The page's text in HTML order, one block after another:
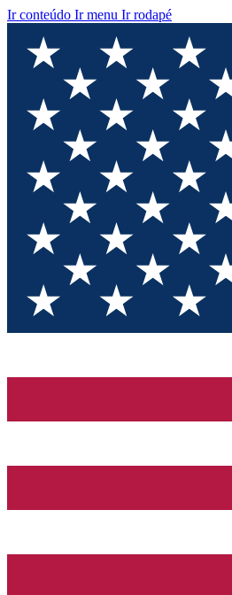
Ir conteúdo Ir menu Ir rodapé